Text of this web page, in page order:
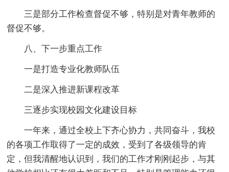
三是部分工作检查督促不够，特别是对青年教师的
督促不够。
八、下一步重点工作
一是打造专业化教师队伍
二是深入推进新课程改革
三逐步实现校园文化建设目标
一年来，通过全校上下齐心协力，共同奋斗，我校
的各项工作取得了一定的成效，受到了各级领导的肯
定，但我清醒地认识到，我们的工作才刚刚起步，与其